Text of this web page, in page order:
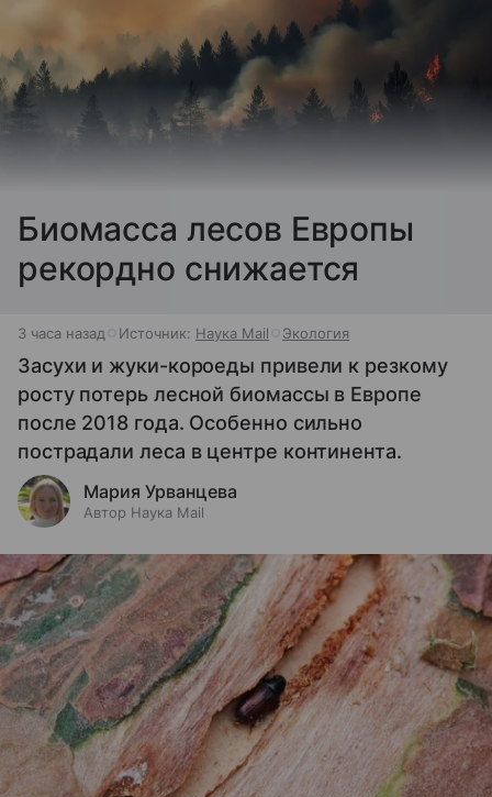
Биомасса лесов Европы
рекордно снижается
3 часа назад Источник: Наука Mail Экология
Засухи и жуки-короеды привели к резкому
росту потерь лесной биомассы в Европе
после 2018 года. Особенно сильно
пострадали леса в центре континента.
Мария Урванцева
Автор Наука Mail